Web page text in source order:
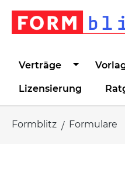
Zur
Verträge
Lizensierung
Formblitz Formulare